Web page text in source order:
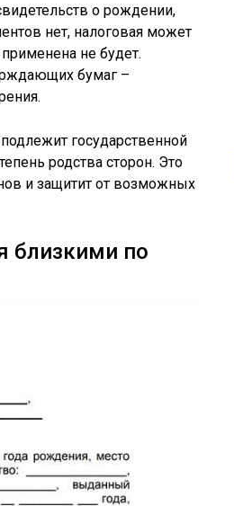
о рождении,
нет, налоговая может
не будет.
бумаг –
государственной
родства сторон. Это
и защитит от возможных
близкими по